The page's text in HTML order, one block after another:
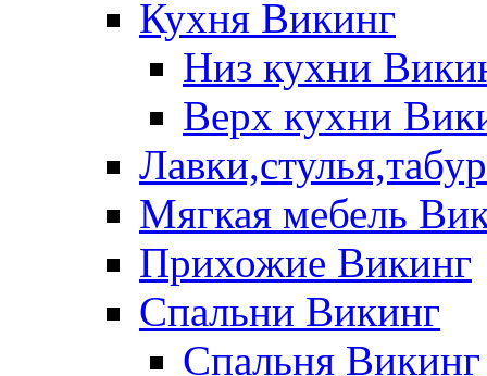
Кухня Викинг
Низ кухни
Верх кухни
Мягкая мебель
Прихожие Викинг
Спальни Викинг
Спальня